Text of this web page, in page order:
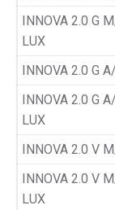
INNOVA 2.0 G
LUX
INNOVA 2.0 G
INNOVA 2.0 G
LUX
INNOVA 2.0 V
INNOVA 2.0 V
LUX